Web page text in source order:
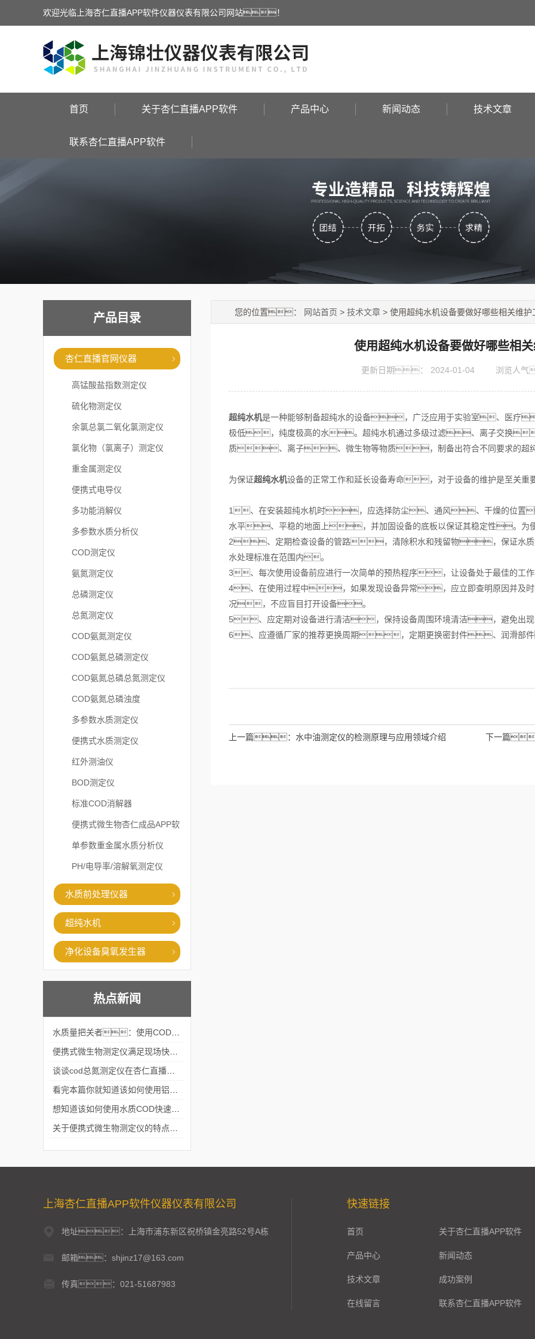
欢迎光临上海杏仁直播APP软件仪器仪表有限公司网站！
首页 关于杏仁直播APP软件 产品中心 新闻动态 技术文章
联系杏仁直播APP软件
产品目录
杏仁直播官网仪器
高锰酸盐指数测定仪
硫化物测定仪
余氯总氯二氧化氯测定仪
氯化物（氯离子）测定仪
重金属测定仪
便携式电导仪
多功能消解仪
多参数水质分析仪
COD测定仪
氨氮测定仪
总磷测定仪
总氮测定仪
COD氨氮测定仪
COD氨氮总磷测定仪
COD氨氮总磷总氮测定仪
COD氨氮总磷浊度
多参数水质测定仪
便携式水质测定仪
红外测油仪
BOD测定仪
标准COD消解器
便携式微生物杏仁成品APP软
件直播大全
单参数重金属水质分析仪
PH/电导率/溶解氧测定仪
水质前处理仪器
超纯水机
净化设备臭氧发生器
热点新闻
您的位置： 网站首页 > 技术文章 > 使用超纯水机设备要做好哪些相关维
使用超纯水机设备要做好哪些相
更新日期： 2024-01-04 浏览人
超纯水机是一种能够制备超纯水的设备，广泛应用于实验室、医疗
极低，纯度极高的水。超纯水机通过多级过滤、离子交换
质、离子、微生物等物质，制备出符合不同要求的超
为保证超纯水机设备的正常工作和延长设备寿命，对于设备的维护是至关
1、在安装超纯水机时，应选择防尘、通风、干燥的位置
水平、平稳的地面上，并加固设备的底板以保证其稳定性。为
2、定期检查设备的管路，清除积水和残留物，保证水质
水处理标准在范围内。
3、每次使用设备前应进行一次简单的预热程序，让设备处于最佳的
4、在使用过程中，如果发现设备异常，应立即查明原因并及时
况，不应盲目打开设备。
5、应定期对设备进行清洁，保持设备周围环境清洁，避免出现
6、应遵循厂家的推荐更换周期，定期更换密封件、润滑部
上一篇： 水中油测定仪的检测原理与应用领域介绍 下一篇
上海杏仁直播APP软件仪器仪表有限公司
地址：上海市浦东新区祝桥镇金亮路52号A栋
邮箱：shjinz17@163.com
传真：021-51687983
快速链接
首页 关于杏仁直播APP软件
产品中心 新闻动态
技术文章 成功案例
在线留言 联系杏仁直播APP软件